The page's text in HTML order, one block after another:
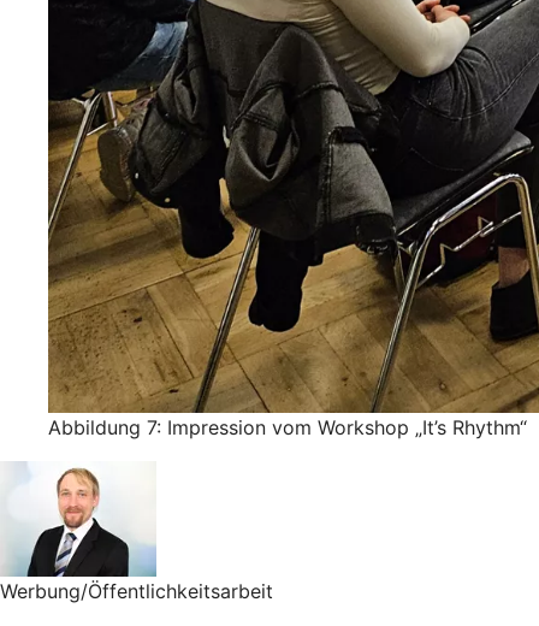
Abbildung 7: Impression vom Workshop „It’s Rhythm“
Werbung/Öffentlichkeitsarbeit